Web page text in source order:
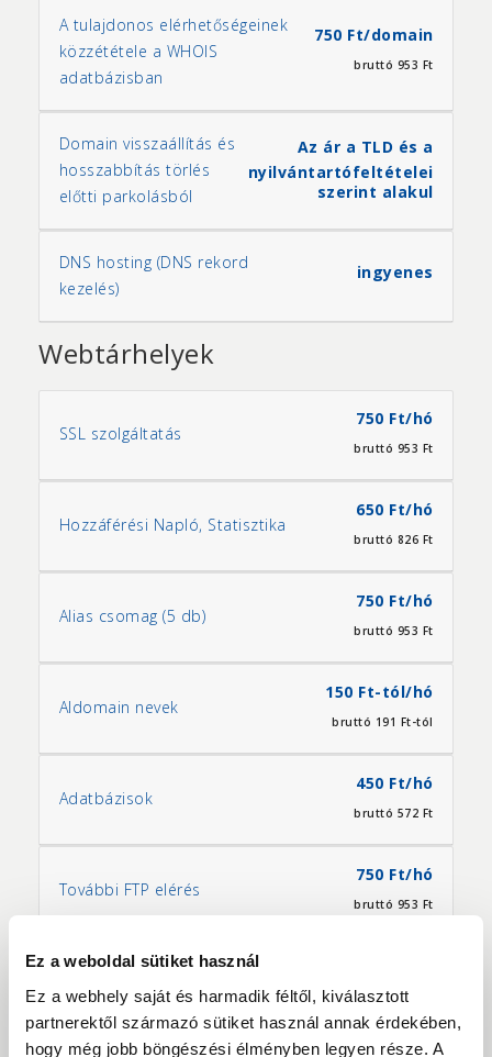
Ez a weboldal sütiket használ
Ez a webhely saját és harmadik féltől, kiválasztott
partnerektől származó sütiket használ annak érdekében,
hogy még jobb böngészési élményben legyen része. A
A tulajdonos elérhetőségeinek
közzététele a WHOIS
adatbázisban
750 Ft/domain
bruttó 953 Ft
Domain visszaállítás és
hosszabbítás törlés
előtti parkolásból
Az ár a TLD és a
nyilvántartófeltételei
szerint alakul
DNS hosting (DNS rekord
kezelés)
ingyenes
Webtárhelyek
SSL szolgáltatás
750 Ft/hó
bruttó 953 Ft
Hozzáférési Napló, Statisztika
650 Ft/hó
bruttó 826 Ft
Alias csomag (5 db)
750 Ft/hó
bruttó 953 Ft
Aldomain nevek
150 Ft-tól/hó
bruttó 191 Ft-tól
Adatbázisok
450 Ft/hó
bruttó 572 Ft
További FTP elérés
750 Ft/hó
bruttó 953 Ft
Weboldal/adatbázis egyszeri
biztonsági mentése
Ft/ingyenes
bruttó 127
Ft/ingyenes